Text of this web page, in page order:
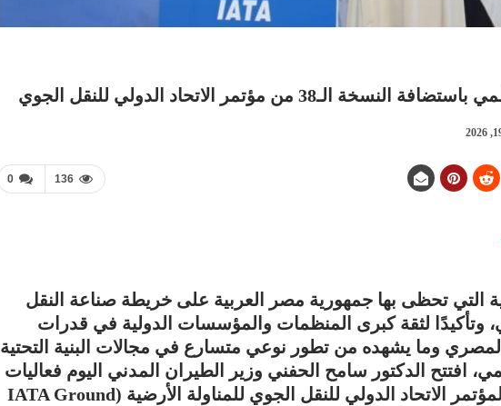
من مؤتمر الاتحاد الدولي للنقل الجوي
0 136
التي تحظى بها جمهورية مصر العربية على خريطة صناعة النقل
وتأكيدًا لثقة كبرى المنظمات والمؤسسات الدولية في قدرات
وما يشهده من تطور نوعي متسارع في مجالات البنية التحتية
افتتح الدكتور سامح الحفني وزير الطيران المدني اليوم فعاليات
الدورة الثامنة والثلاثين لمؤتمر الاتحاد الدولي للنقل الجوي للمناولة الأرضية (IATA Ground